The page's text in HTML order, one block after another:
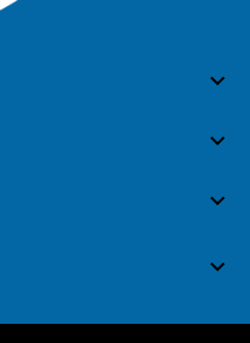



